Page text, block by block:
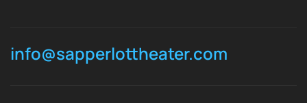
info@sapperlottheater.com